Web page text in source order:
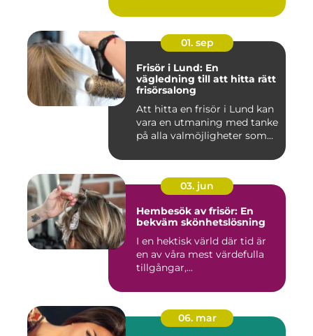
01. sep
Frisör i Lund: En
vägledning till att hitta rätt
frisörsalong
Att hitta en frisör i Lund kan
vara en utmaning med tanke
på alla valmöjligheter som...
03. jun
Hembesök av frisör: En
bekväm skönhetslösning
I en hektisk värld där tid är
en av våra mest värdefulla
tillgångar,...
06. mar